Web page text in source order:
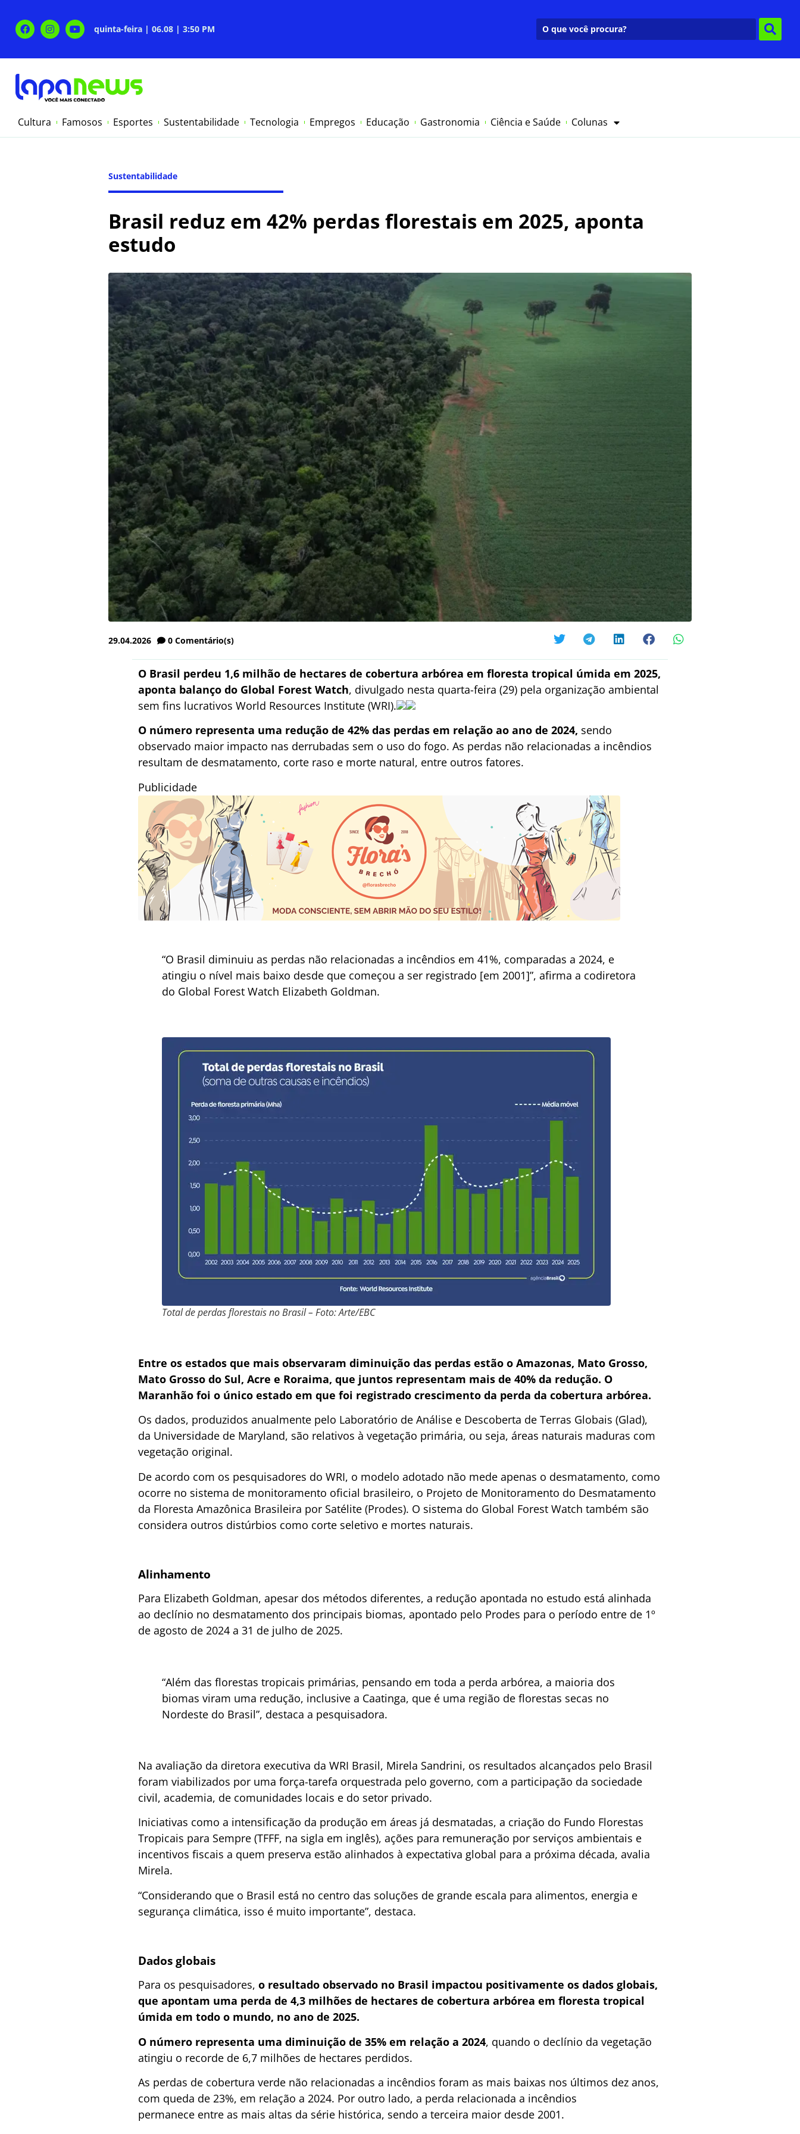
quinta-feira | 06.08 | 3:50 PM
Cultura Famosos Esportes Sustentabilidade Tecnologia Empregos Educação Gastronomia Ciência e Saúde Colunas
Sustentabilidade
Brasil reduz em 42% perdas florestais em 2025, aponta
estudo
29.04.2026 0 Comentário(s)
O Brasil perdeu 1,6 milhão de hectares de cobertura arbórea em floresta tropical úmida em 2025,
aponta balanço do Global Forest Watch, divulgado nesta quarta-feira (29) pela organização ambiental
sem fins lucrativos World Resources Institute (WRI).
O número representa uma redução de 42% das perdas em relação ao ano de 2024, sendo
observado maior impacto nas derrubadas sem o uso do fogo. As perdas não relacionadas a incêndios
resultam de desmatamento, corte raso e morte natural, entre outros fatores.
Publicidade
“O Brasil diminuiu as perdas não relacionadas a incêndios em 41%, comparadas a 2024, e
atingiu o nível mais baixo desde que começou a ser registrado [em 2001]”, afirma a codiretora
do Global Forest Watch Elizabeth Goldman.
Total de perdas florestais no Brasil – Foto: Arte/EBC
Entre os estados que mais observaram diminuição das perdas estão o Amazonas, Mato Grosso,
Mato Grosso do Sul, Acre e Roraima, que juntos representam mais de 40% da redução. O
Maranhão foi o único estado em que foi registrado crescimento da perda da cobertura arbórea.
Os dados, produzidos anualmente pelo Laboratório de Análise e Descoberta de Terras Globais (Glad),
da Universidade de Maryland, são relativos à vegetação primária, ou seja, áreas naturais maduras com
vegetação original.
De acordo com os pesquisadores do WRI, o modelo adotado não mede apenas o desmatamento, como
ocorre no sistema de monitoramento oficial brasileiro, o Projeto de Monitoramento do Desmatamento
da Floresta Amazônica Brasileira por Satélite (Prodes). O sistema do Global Forest Watch também são
considera outros distúrbios como corte seletivo e mortes naturais.
Alinhamento
Para Elizabeth Goldman, apesar dos métodos diferentes, a redução apontada no estudo está alinhada
ao declínio no desmatamento dos principais biomas, apontado pelo Prodes para o período entre de 1º
de agosto de 2024 a 31 de julho de 2025.
“Além das florestas tropicais primárias, pensando em toda a perda arbórea, a maioria dos
biomas viram uma redução, inclusive a Caatinga, que é uma região de florestas secas no
Nordeste do Brasil”, destaca a pesquisadora.
Na avaliação da diretora executiva da WRI Brasil, Mirela Sandrini, os resultados alcançados pelo Brasil
foram viabilizados por uma força-tarefa orquestrada pelo governo, com a participação da sociedade
civil, academia, de comunidades locais e do setor privado.
Iniciativas como a intensificação da produção em áreas já desmatadas, a criação do Fundo Florestas
Tropicais para Sempre (TFFF, na sigla em inglês), ações para remuneração por serviços ambientais e
incentivos fiscais a quem preserva estão alinhados à expectativa global para a próxima década, avalia
Mirela.
“Considerando que o Brasil está no centro das soluções de grande escala para alimentos, energia e
segurança climática, isso é muito importante”, destaca.
Dados globais
Para os pesquisadores, o resultado observado no Brasil impactou positivamente os dados globais,
que apontam uma perda de 4,3 milhões de hectares de cobertura arbórea em floresta tropical
úmida em todo o mundo, no ano de 2025.
O número representa uma diminuição de 35% em relação a 2024, quando o declínio da vegetação
atingiu o recorde de 6,7 milhões de hectares perdidos.
As perdas de cobertura verde não relacionadas a incêndios foram as mais baixas nos últimos dez anos,
com queda de 23%, em relação a 2024. Por outro lado, a perda relacionada a incêndios
permanece entre as mais altas da série histórica, sendo a terceira maior desde 2001.